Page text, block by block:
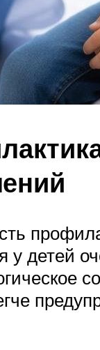
у детей